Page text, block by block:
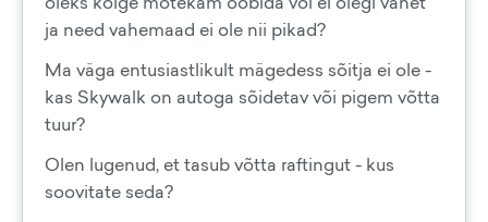
ja need vahemaad ei ole nii pikad?
Ma väga entusiastlikult mägedess sõitja ei ole -
kas Skywalk on autoga sõidetav või pigem võtta
tuur?
Olen lugenud, et tasub võtta raftingut - kus
soovitate seda?